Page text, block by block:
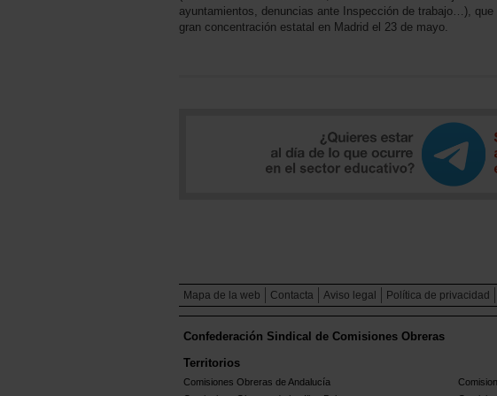
ayuntamientos, denuncias ante Inspección de trabajo…), que
gran concentración estatal en Madrid el 23 de mayo.
Mapa de la web Contacta Aviso legal Política de privacidad
Confederación Sindical de Comisiones Obreras
Territorios
Comisiones Obreras de Andalucía